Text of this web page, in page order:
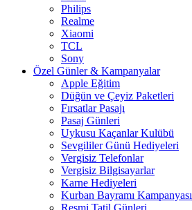
Philips
Realme
Xiaomi
TCL
Sony
Özel Günler & Kampanyalar
Apple Eğitim
Düğün ve Çeyiz Paketleri
Fırsatlar Pasajı
Pasaj Günleri
Uykusu Kaçanlar Kulübü
Sevgililer Günü Hediyeleri
Vergisiz Telefonlar
Vergisiz Bilgisayarlar
Karne Hediyeleri
Kurban Bayramı Kampanyası
Resmi Tatil Günleri